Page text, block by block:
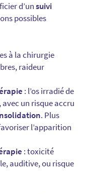
d’unsuivi
possibles
à la chirurgie
raideur
: l’os irradié de
avec un risque accru
. Plus
l’apparition
: toxicité
auditive, ou risque